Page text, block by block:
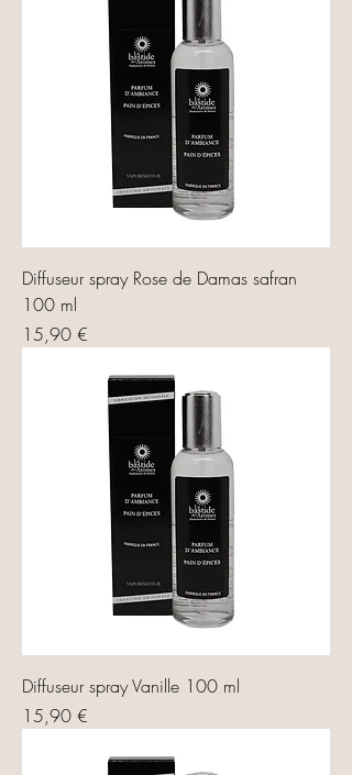
Diffuseur spray Rose de Damas safran
100 ml
Prix
15,90 €
Diffuseur spray Vanille 100 ml
Prix
15,90 €